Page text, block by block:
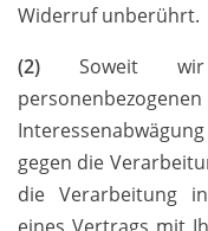
Widerruf unberührt.
(2)Soweit
gegen die
die Verarbeitung
eines Vertrags mit